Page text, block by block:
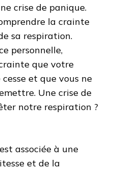
crise de panique.
la crainte
sa respiration.
personnelle,
que votre
et que vous ne
Une crise de
notre respiration ?
associée à une
et de la